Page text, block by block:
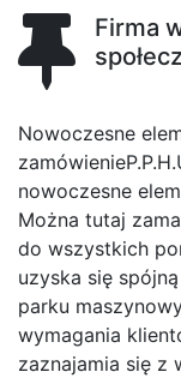
Firma
Nowoczesne
nowoczesne
Można tutaj
do wszystkich
uzyska się
parku
wymagania
zaznajamia się z